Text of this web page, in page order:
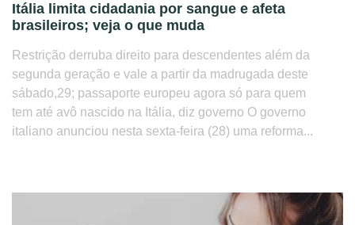
Itália limita cidadania por sangue e afeta
brasileiros; veja o que muda
Restrição derruba direito para descendentes além da
segunda geração e vale a partir da madrugada deste
sábado,29; passaporte europeu agora só para quem
tem até avô nascido na Itália, diz governo O governo
italiano anunciou nesta sexta-feira (28) uma reforma...